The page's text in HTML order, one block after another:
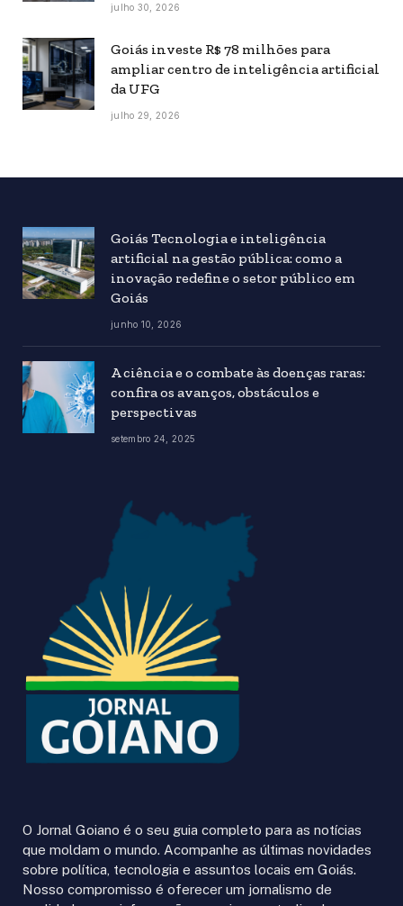
julho 30, 2026
Goiás investe R$ 78 milhões para
ampliar centro de inteligência artificial
da UFG
julho 29, 2026
Goiás Tecnologia e inteligência
artificial na gestão pública: como a
inovação redefine o setor público em
Goiás
junho 10, 2026
A ciência e o combate às doenças raras:
confira os avanços, obstáculos e
perspectivas
setembro 24, 2025
O Jornal Goiano é o seu guia completo para as notícias
que moldam o mundo. Acompanhe as últimas novidades
sobre política, tecnologia e assuntos locais em Goiás.
Nosso compromisso é oferecer um jornalismo de